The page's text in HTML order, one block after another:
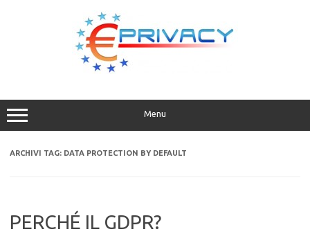
Menu
ARCHIVI TAG: DATA PROTECTION BY DEFAULT
PERCHÉ IL GDPR?